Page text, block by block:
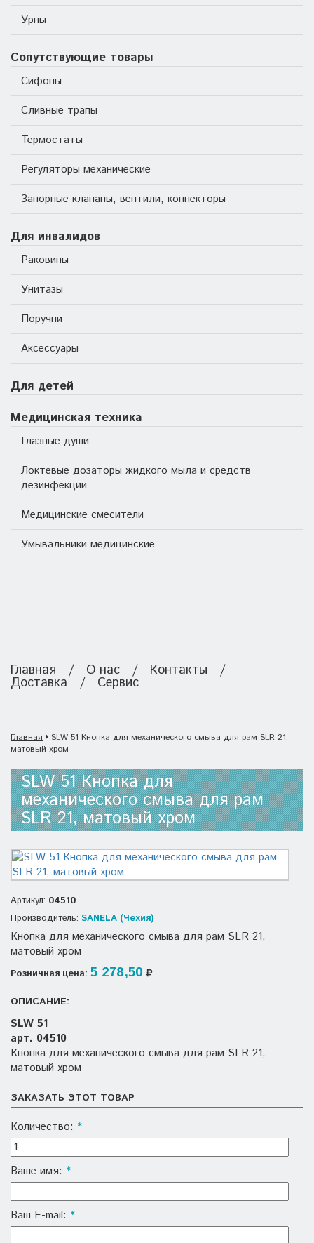
Урны
Сопутствующие товары
Сифоны
Сливные трапы
Термостаты
Регуляторы механические
Запорные клапаны, вентили, коннекторы
Для инвалидов
Раковины
Унитазы
Поручни
Аксессуары
Для детей
Медицинская техника
Глазные души
Локтевые дозаторы жидкого мыла и средств
дезинфекции
Медицинские смесители
Умывальники медицинские
Главная / О нас / Контакты /
Доставка / Сервис
Главная
SLW 51 Кнопка для механического смыва для рам SLR 21,
матовый хром
SLW 51 Кнопка для
механического смыва для рам
SLR 21, матовый хром
Артикул: 04510
Производитель: SANELA (Чехия)
Кнопка для механического смыва для рам SLR 21,
матовый хром
Розничная цена: 5 278,50
ОПИСАНИЕ:
SLW 51
арт. 04510
Кнопка для механического смыва для рам SLR 21,
матовый хром
ЗАКАЗАТЬ ЭТОТ ТОВАР
Количество: *
Ваше имя: *
Ваш E-mail: *